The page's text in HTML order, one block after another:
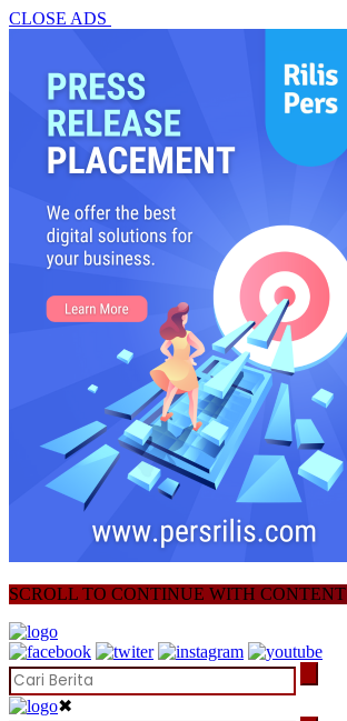
CLOSE ADS
SCROLL TO CONTINUE WITH CONTENT
✖